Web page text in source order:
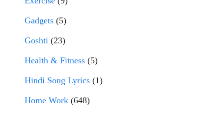
Gadgets (5)
Goshti (23)
Health & Fitness (5)
Hindi Song Lyrics (1)
Home Work (648)